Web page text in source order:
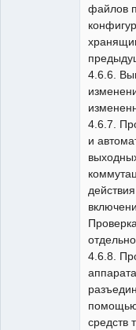
файлов
4.6.6.
4.6.7.
и
4.6.8.
средств